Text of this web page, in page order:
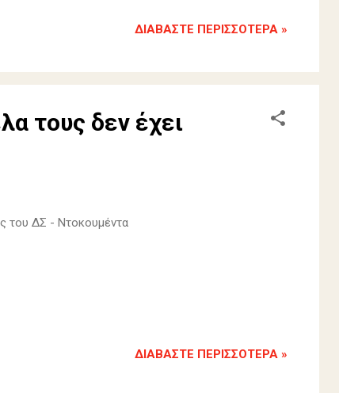
ΔΙΑΒΆΣΤΕ ΠΕΡΙΣΣΌΤΕΡΑ »
τους δεν έχει
του ΔΣ - Ντοκουμέντα
ΔΙΑΒΆΣΤΕ ΠΕΡΙΣΣΌΤΕΡΑ »